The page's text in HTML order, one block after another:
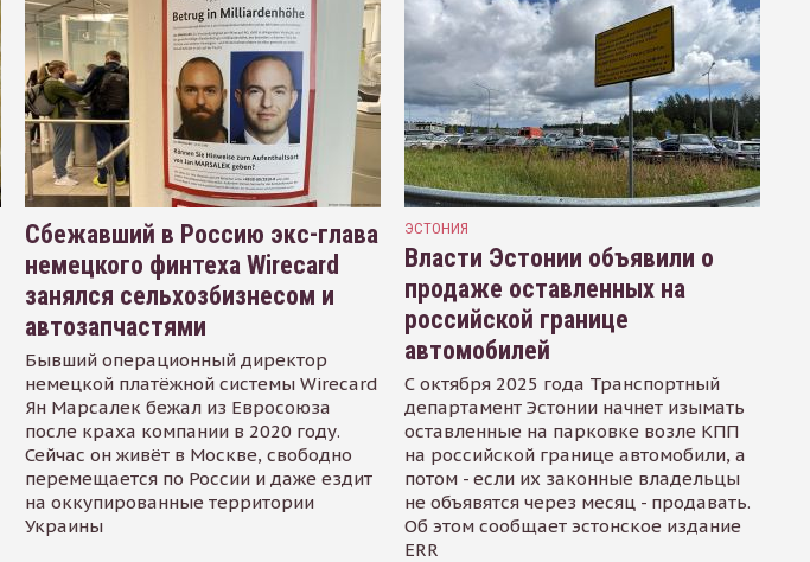
Сбежавший в Россию экс-глава
немецкого финтеха Wirecard
занялся сельхозбизнесом и
автозапчастями
Бывший операционный директор
немецкой платёжной системы Wirecard
Ян Марсалек бежал из Евросоюза
после краха компании в 2020 году.
Сейчас он живёт в Москве, свободно
перемещается по России и даже ездит
на оккупированные территории
Украины
ЭСТОНИЯ
Власти Эстонии объявили о
продаже оставленных на
российской границе
автомобилей
С октября 2025 года Транспортный
департамент Эстонии начнет изымать
оставленные на парковке возле КПП
на российской границе автомобили, а
потом - если их законные владельцы
не объявятся через месяц - продавать.
Об этом сообщает эстонское издание
ERR